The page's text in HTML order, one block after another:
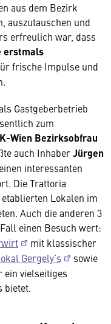
aus dem Bezirk
auszutauschen und
erfreulich war, dass
erstmals
frische Impulse und
Gastgeberbetrieb
zum
Wien Bezirksobfrau
auch InhaberJürgen
interessanten
Die Trattoria
Lokalen im
Auch die anderen 3
einen Besuch wert:
mit klassischer
Gergely’s
sowie
ein vielseitiges
bietet.